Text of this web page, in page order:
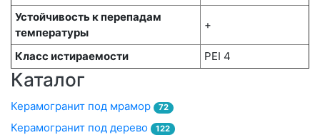
Устойчивость к перепадам
температуры
+
Класс истираемости PEI 4
Каталог
Керамогранит под мрамор 72
Керамогранит под дерево 122